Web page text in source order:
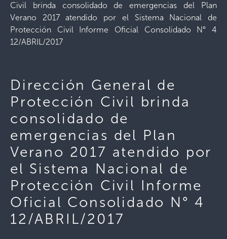
Civil brinda consolidado de emergencias del Plan
Verano 2017 atendido por el Sistema Nacional de
Protección Civil Informe Oficial Consolidado N° 4
12/ABRIL/2017
Dirección General de
Protección Civil brinda
consolidado de
emergencias del Plan
Verano 2017 atendido por
el Sistema Nacional de
Protección Civil Informe
Oficial Consolidado N° 4
12/ABRIL/2017